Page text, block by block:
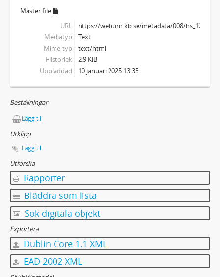
Master file
URL
https://weburn.kb.se/metadata/008/
Mediatyp
Text
Mime-typ
text/html
Filstorlek
2.9 KiB
Uppladdad
10 januari 2025 13.35
Beställningar
Lägg till
Urklipp
Lägg till
Utforska
Rapporter
Bläddra som lista
Sök digitala objekt
Exportera
Dublin Core 1.1 XML
EAD 2002 XML